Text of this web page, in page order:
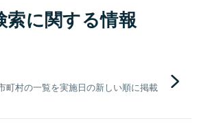
索に関する情報
町村の一覧を実施日の新しい順に掲載